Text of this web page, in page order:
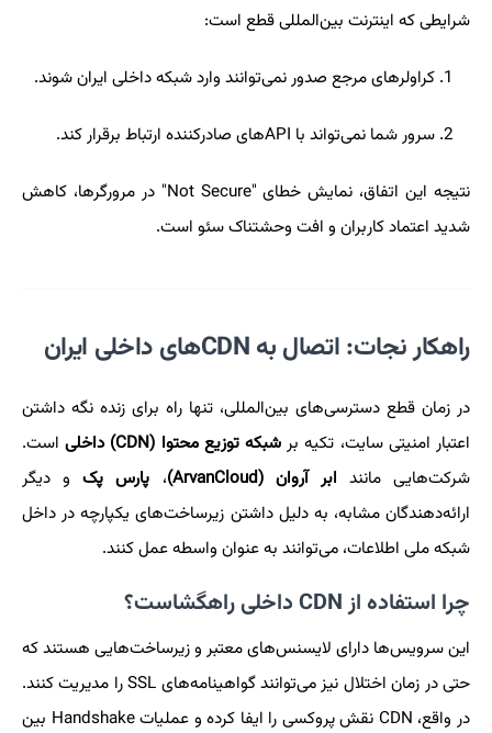
شرایطی که اینترنت بین‌المللی قطع است:
کراولرهای مرجع صدور نمی‌توانند وارد شبکه داخلی ایران شوند.
سرور شما نمی‌تواند با APIهای صادرکننده ارتباط برقرار کند.
نتیجه این اتفاق، نمایش خطای "Not Secure" در مرورگرها، کاهش
شدید اعتماد کاربران و افت وحشتناک سئو است.
راهکار نجات: اتصال به CDNهای داخلی ایران
در زمان قطع دسترسی‌های بین‌المللی، تنها راه برای زنده نگه داشتن
اعتبار امنیتی سایت، تکیه بر شبکه توزیع محتوا (CDN) داخلی
است.
شرکت‌هایی مانند ابر آروان (ArvanCloud) ، پارس پکو دیگر
ارائه‌دهندگان مشابه، به دلیل داشتن زیرساخت‌های یکپارچه در داخل
شبکه ملی اطلاعات، می‌توانند به عنوان واسطه عمل کنند.
چرا استفاده از CDN داخلی راهگشاست؟
این سرویس‌ها دارای لایسنس‌های معتبر و زیرساخت‌هایی هستند که
حتی در زمان اختلال نیز می‌توانند گواهینامه‌های SSL را مدیریت کنند.
در واقع، CDN نقش پروکسی را ایفا کرده و عملیات Handshake بین